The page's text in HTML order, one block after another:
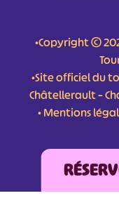
•Copyright ©
•Site officiel du
Châtellerault –
•Mentions